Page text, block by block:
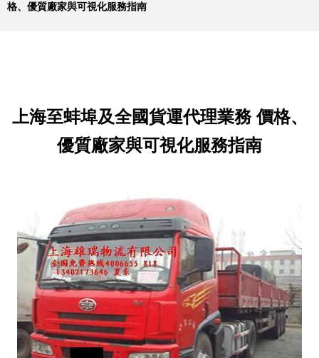
格、優質廠家與可視化服務指南
上海至蚌埠及全國貨運代理業務 價格、
優質廠家與可視化服務指南